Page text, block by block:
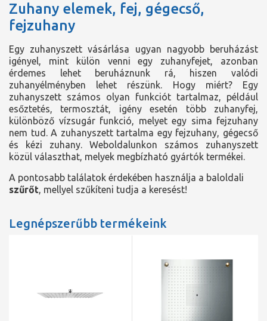
Zuhany elemek, fej, gégecső,
fejzuhany
Egy zuhanyszett vásárlása ugyan nagyobb beruházást
igényel, mint külön venni egy zuhanyfejet, azonban
érdemes lehet beruháznunk rá, hiszen valódi
zuhanyélményben lehet részünk. Hogy miért? Egy
zuhanyszett számos olyan funkciót tartalmaz, például
esőztetés, termosztát, igény esetén több zuhanyfej,
különböző vízsugár funkció, melyet egy sima fejzuhany
nem tud. A zuhanyszett tartalma egy fejzuhany, gégecső
és kézi zuhany. Weboldalunkon számos zuhanyszett
közül választhat, melyek megbízható gyártók termékei.
A pontosabb találatok érdekében használja a baloldali
szűrőt, mellyel szűkíteni tudja a keresést!
Legnépszerűbb termékeink